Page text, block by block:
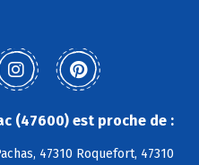
(47600) est proche de :
47310 Roquefort, 47310